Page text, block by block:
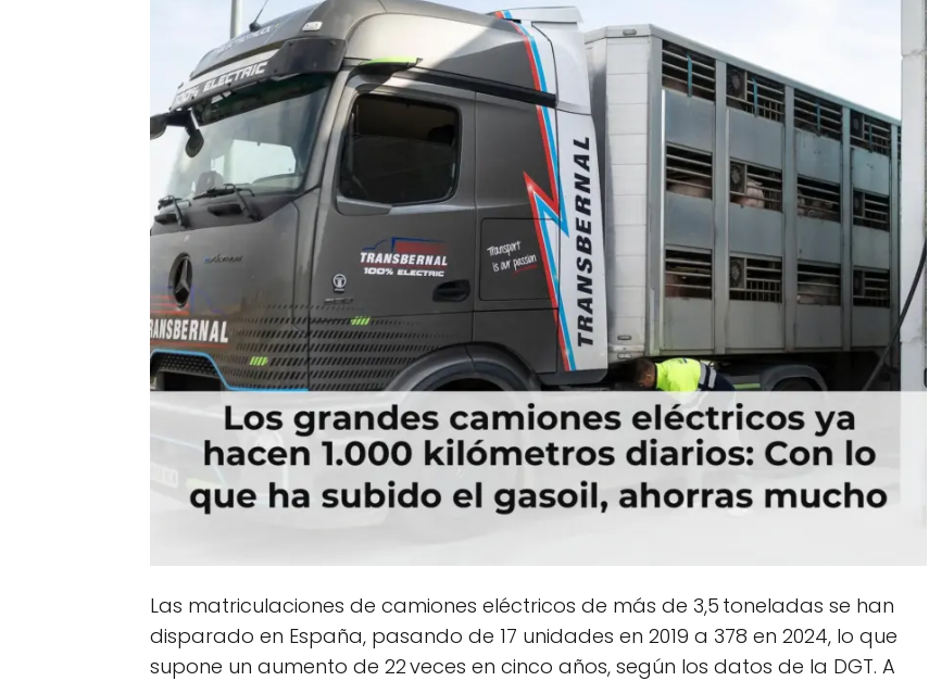
Las matriculaciones de camiones eléctricos de más de 3,5 toneladas se han
disparado en España, pasando de 17 unidades en 2019 a 378 en 2024, lo que
supone un aumento de 22 veces en cinco años, según los datos de la DGT. A